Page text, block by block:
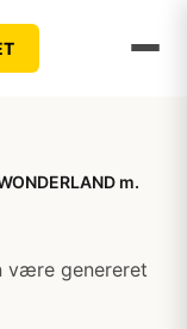
m.
være genereret